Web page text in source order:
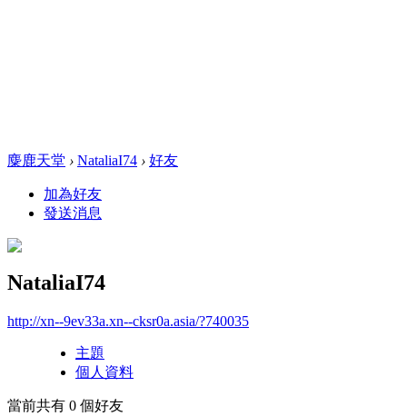
麋鹿天堂 › NataliaI74 › 好友
加為好友
發送消息
NataliaI74
http://xn--9ev33a.xn--cksr0a.asia/?740035
主題
個人資料
當前共有 0 個好友